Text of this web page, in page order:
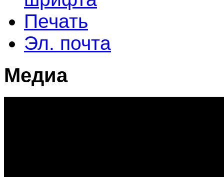
Печать
Эл. почта
Медиа